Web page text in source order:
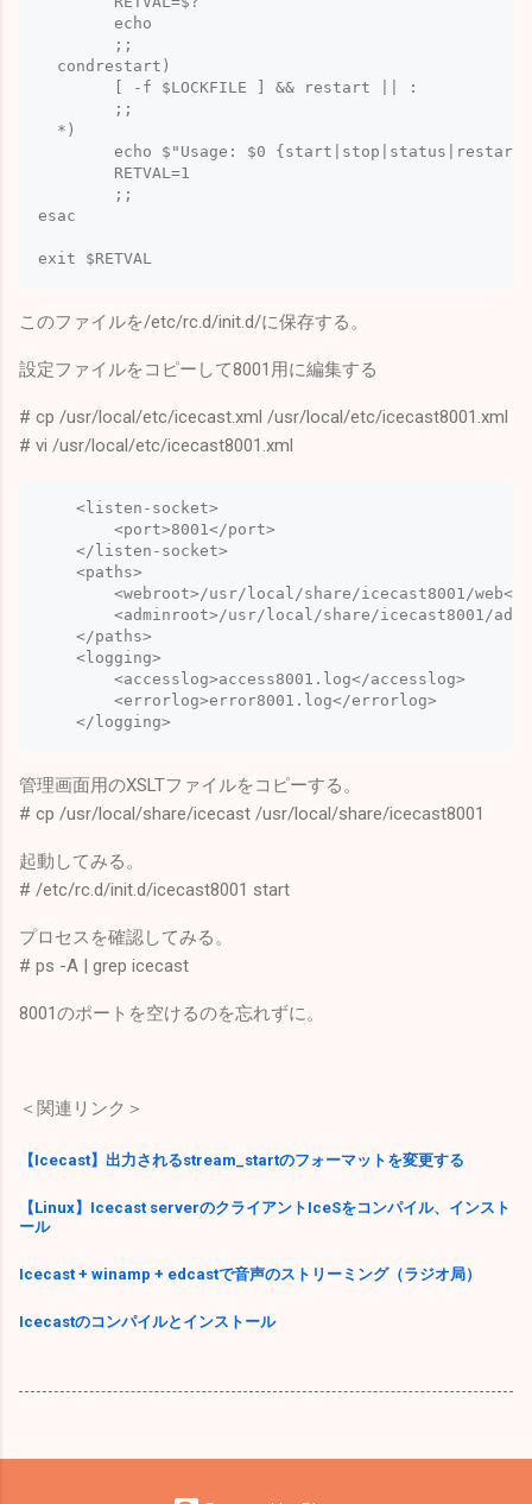
  condrestart)
        [ -f $LOCKFILE ] && restart || :
        ;;
  *)
esac
このファイルを/etc/rc.d/init.d/に保存する。
設定ファイルをコピーして8001用に編集する
# cp /usr/local/etc/icecast.xml /usr/local/etc/icecast8001.xml
# vi /usr/local/etc/icecast8001.xml
    <listen-socket>
        <port>8001</port>
    </listen-socket>
    <paths>
<webroot>/usr/local/share/icecast8001/web</
<adminroot>/usr/local/share/icecast8001/
    </paths>
    <logging>
        <accesslog>access8001.log</accesslog>
        <errorlog>error8001.log</errorlog>
    </logging>
管理画面用のXSLTファイルをコピーする。
# cp /usr/local/share/icecast /usr/local/share/icecast8001
起動してみる。
# /etc/rc.d/init.d/icecast8001 start
プロセスを確認してみる。
# ps -A | grep icecast
8001のポートを空けるのを忘れずに。
＜関連リンク＞
【Icecast】出力されるstream_startのフォーマットを変更する
【Linux】Icecast serverのクライアントIceSをコンパイル、インスト
ール
Icecast + winamp + edcastで音声のストリーミング（ラジオ局）
Icecastのコンパイルとインストール